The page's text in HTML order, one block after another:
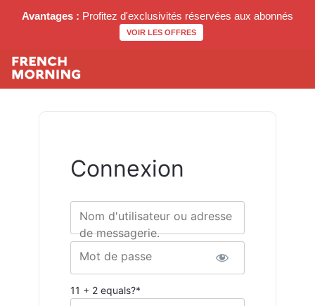
Avantages : Profitez d'exclusivités réservées aux abonnés
VOIR LES OFFRES
Connexion
Nom d'utilisateur ou adresse
de messagerie.
Mot de passe
11 + 2 equals?*